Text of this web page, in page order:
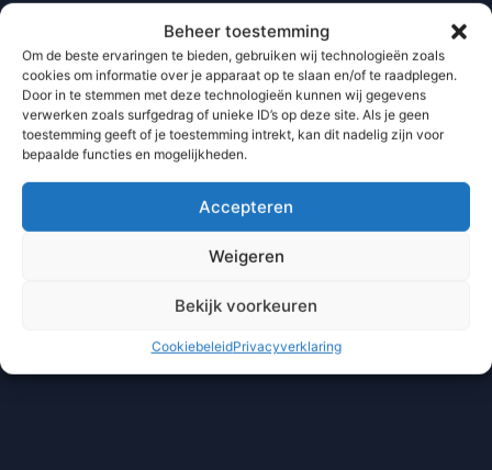
Beheer toestemming
Om de beste ervaringen te bieden, gebruiken wij technologieën zoals
cookies om informatie over je apparaat op te slaan en/of te raadplegen.
Door in te stemmen met deze technologieën kunnen wij gegevens
verwerken zoals surfgedrag of unieke ID’s op deze site. Als je geen
toestemming geeft of je toestemming intrekt, kan dit nadelig zijn voor
bepaalde functies en mogelijkheden.
Accepteren
Weigeren
Bekijk voorkeuren
CookiebeleidPrivacyverklaring